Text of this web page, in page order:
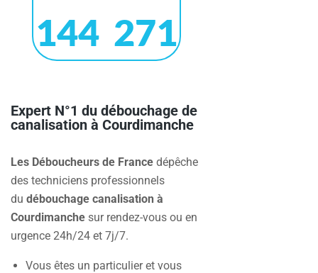
144 271
Expert N°1 du débouchage de
canalisation à Courdimanche
Les Déboucheurs de France dépêche
des techniciens professionnels
du débouchage canalisation à
Courdimanche sur rendez-vous ou en
urgence 24h/24 et 7j/7.
Vous êtes un particulier et vous